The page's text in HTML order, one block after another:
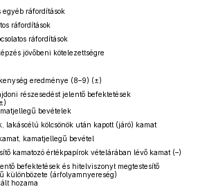
egyéb ráfordítások
ráfordítások
ráfordítások
jövőbeni kötelezettségre
eredménye (8–9) (±)
részesedést jelentő befektetések
bevételek
lakáscélú kölcsönök után kapott (járó) kamat
kamatjellegű bevétel
kamatozó értékpapírok vételárában lévő kamat (–)
befektetések és hitelviszonyt megtestesítő
különbözete (árfolyamnyereség)
hozama